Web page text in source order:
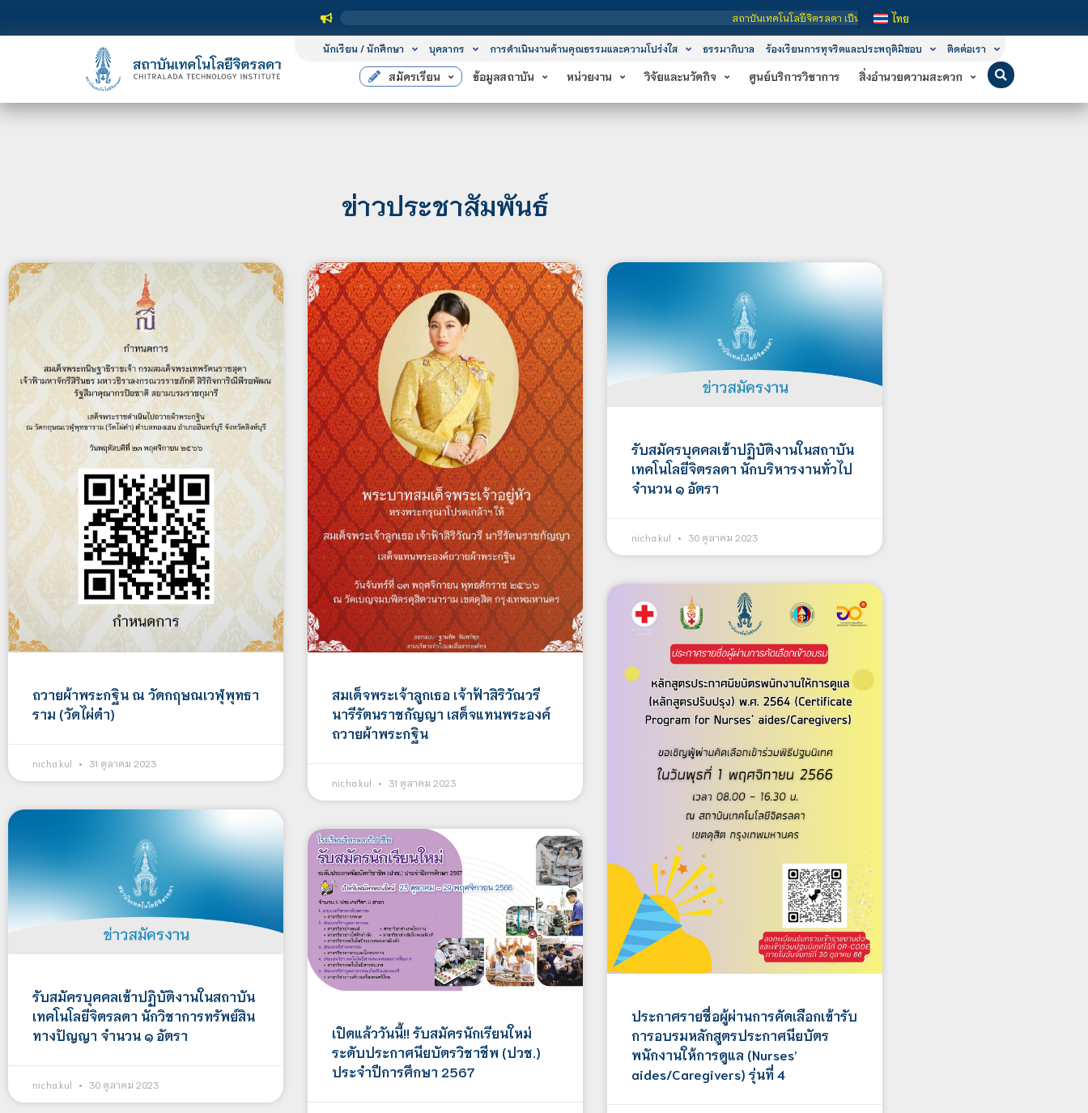
สถาบันเทคโนโลยีจิตรลดา เป็นสถาบันอุดมศึกษาในกำกับของรัฐ เปิดหลักสูตรการเรียนการสอน 3 ระดั
ไทย
นักเรียน / นักศึกษา บุคลากร การดำเนินงานด้านคุณธรรมและความโปร่งใส ธรรมาภิบาล ร้องเรียนการทุจริตและประพฤติมิชอบ ติดต่อเรา
สมัครเรียน ข้อมูลสถาบัน หน่วยงาน วิจัยและนวัตกิจ ศูนย์บริการวิชาการ สิ่งอำนวยความสะดวก
ข่าวประชาสัมพันธ์
ถวายผ้าพระกฐิน ณ วัดกฤษณเวฬุพุทธา
ราม (วัดไผ่ดำ)
nicha.kul 31 ตุลาคม 2023
สมเด็จพระเจ้าลูกเธอ เจ้าฟ้าสิริวัณวรี
นารีรัตนราชกัญญา เสด็จแทนพระองค์
ถวายผ้าพระกฐิน
nicha.kul 31 ตุลาคม 2023
รับสมัครบุคคลเข้าปฏิบัติงานในสถาบัน
เทคโนโลยีจิตรลดา นักบริหารงานทั่วไป
จำนวน ๑ อัตรา
nicha.kul 30 ตุลาคม 2023
รับสมัครบุคคลเข้าปฏิบัติงานในสถาบัน
เทคโนโลยีจิตรลดา นักวิชาการทรัพย์สิน
ทางปัญญา จำนวน ๑ อัตรา
nicha.kul 30 ตุลาคม 2023
เปิดแล้ววันนี้!! รับสมัครนักเรียนใหม่
ระดับประกาศนียบัตรวิชาชีพ (ปวช.)
ประจำปีการศึกษา 2567
ประกาศรายชื่อผู้ผ่านการคัดเลือกเข้ารับ
การอบรมหลักสูตรประกาศนียบัตร
พนักงานให้การดูแล (Nurses’
aides/Caregivers) รุ่นที่ 4